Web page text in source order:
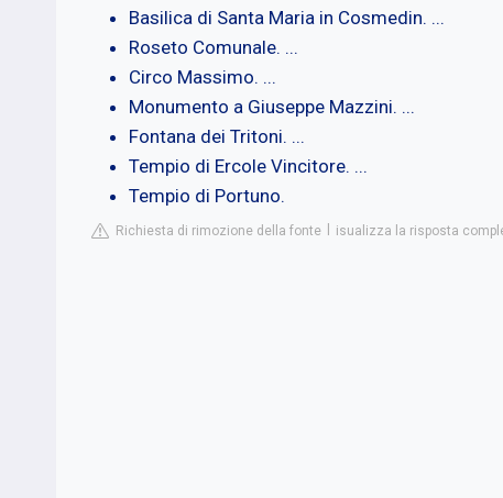
Basilica di Santa Maria in Cosmedin. ...
Roseto Comunale. ...
Circo Massimo. ...
Monumento a Giuseppe Mazzini. ...
Fontana dei Tritoni. ...
Tempio di Ercole Vincitore. ...
Tempio di Portuno.
Richiesta di rimozione della fonte isualizza la risposta